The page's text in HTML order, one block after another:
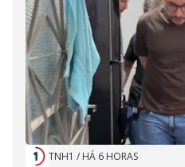
TNH1 / HÁ 6 HORAS